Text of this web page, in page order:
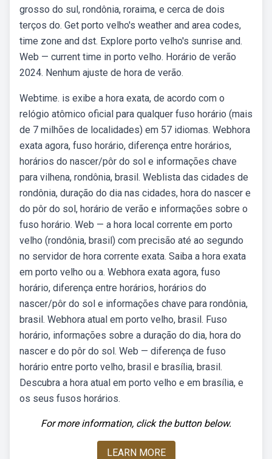
grosso do sul, rondônia, roraima, e cerca de dois
terços do. Get porto velho's weather and area codes,
time zone and dst. Explore porto velho's sunrise and.
Web — current time in porto velho. Horário de verão
2024. Nenhum ajuste de hora de verão.
Webtime. is exibe a hora exata, de acordo com o
relógio atômico oficial para qualquer fuso horário (mais
de 7 milhões de localidades) em 57 idiomas. Webhora
exata agora, fuso horário, diferença entre horários,
horários do nascer/pôr do sol e informações chave
para vilhena, rondônia, brasil. Weblista das cidades de
rondônia, duração do dia nas cidades, hora do nascer e
do pôr do sol, horário de verão e informações sobre o
fuso horário. Web — a hora local corrente em porto
velho (rondônia, brasil) com precisão até ao segundo
no servidor de hora corrente exata. Saiba a hora exata
em porto velho ou a. Webhora exata agora, fuso
horário, diferença entre horários, horários do
nascer/pôr do sol e informações chave para rondônia,
brasil. Webhora atual em porto velho, brasil. Fuso
horário, informações sobre a duração do dia, hora do
nascer e do pôr do sol. Web — diferença de fuso
horário entre porto velho, brasil e brasília, brasil.
Descubra a hora atual em porto velho e em brasília, e
os seus fusos horários.
For more information, click the button below.
LEARN MORE